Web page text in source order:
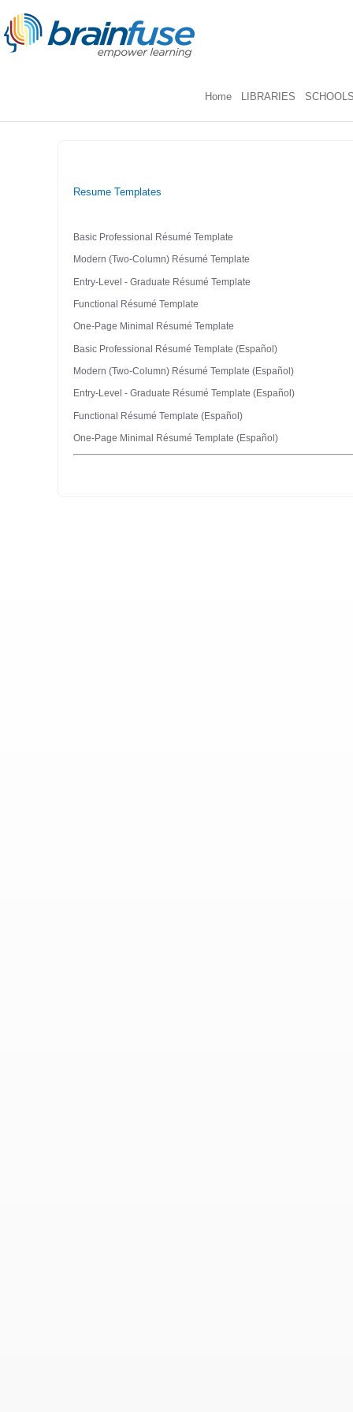
Home LIBRARIES
Resume Templates
Basic Professional Résumé Template
Modern (Two-Column) Résumé Template
Entry-Level - Graduate Résumé Template
Functional Résumé Template
One-Page Minimal Résumé Template
Basic Professional Résumé Template (Español)
Modern (Two-Column) Résumé Template (Español)
Entry-Level - Graduate Résumé Template (Español)
Functional Résumé Template (Español)
One-Page Minimal Résumé Template (Español)